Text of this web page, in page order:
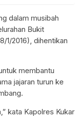
dalam musibah
Bukit
1/2016), dihentikan
membantu
jajaran turun ke
kata Kapolres Kukar